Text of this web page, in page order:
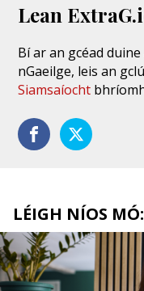
Lean
Bí ar an gcéad
nGaeilge, leis an
Siamsaíocht
LÉIGH NÍOS